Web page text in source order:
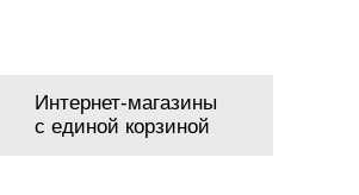
Интернет-магазины
с единой корзиной